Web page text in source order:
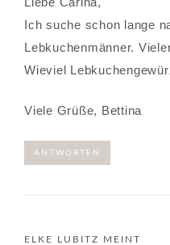
Ich suche schon lange
Lebkuchenmänner.
Wieviel
Viele Grüße, Bettina
ANTWORTEN
ELKE LUBITZ MEINT